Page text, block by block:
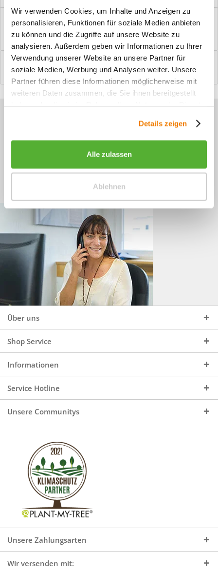
Wir verwenden Cookies, um Inhalte und Anzeigen zu
personalisieren, Funktionen für soziale Medien anbieten
zu können und die Zugriffe auf unsere Website zu
analysieren. Außerdem geben wir Informationen zu Ihrer
Verwendung unserer Website an unsere Partner für
soziale Medien, Werbung und Analysen weiter. Unsere
Partner führen diese Informationen möglicherweise mit
weiteren Daten zusammen, die Sie ihnen bereitgestellt
Details zeigen
Alle zulassen
Ablehnen
Windfangelemente online am Bildschirm konfigurieren und
einbaufertig bestellen. In wenigen...
Bewertungen
0
Bewertungen lesen, schreiben und diskutieren...mehr
Sie haben Fragen zu unseren
+49 (0)4244 965 34 04
Mo - Do, 09:00 - 16:00 Uhr
und Fr, 09:00 - 13:00 Uhr
Über uns
Shop Service
Informationen
Service Hotline
Unsere Communitys
Unsere Zahlungsarten
Wir versenden mit: